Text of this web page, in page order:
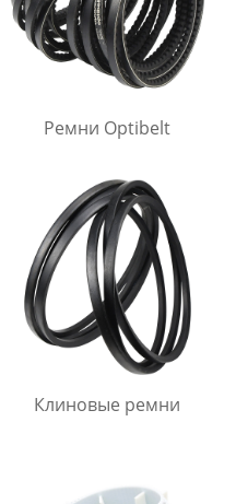
Ремни Optibelt
Клиновые ремни